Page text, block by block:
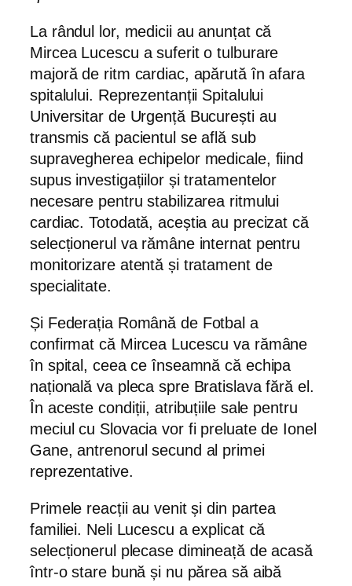
La rândul lor, medicii au anunțat că
Mircea Lucescu a suferit o tulburare
majoră de ritm cardiac, apărută în afara
spitalului. Reprezentanții Spitalului
Universitar de Urgență București au
transmis că pacientul se află sub
supravegherea echipelor medicale, fiind
supus investigațiilor și tratamentelor
necesare pentru stabilizarea ritmului
cardiac. Totodată, aceștia au precizat că
selecționerul va rămâne internat pentru
monitorizare atentă și tratament de
specialitate.
Și Federația Română de Fotbal a
confirmat că Mircea Lucescu va rămâne
în spital, ceea ce înseamnă că echipa
națională va pleca spre Bratislava fără el.
În aceste condiții, atribuțiile sale pentru
meciul cu Slovacia vor fi preluate de Ionel
Gane, antrenorul secund al primei
reprezentative.
Primele reacții au venit și din partea
familiei. Neli Lucescu a explicat că
selecționerul plecase dimineață de acasă
într-o stare bună și nu părea să aibă